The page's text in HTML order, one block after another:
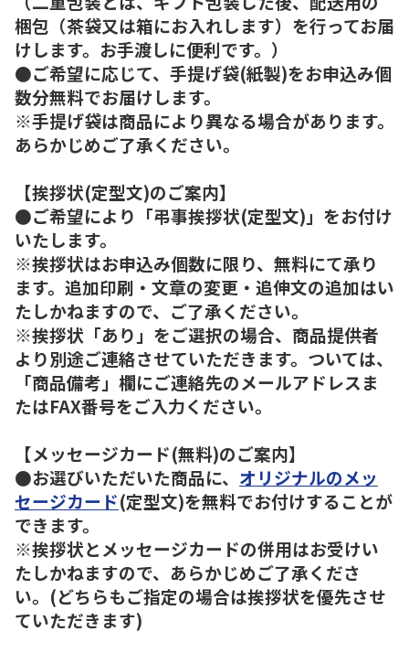
梱包（茶袋又は箱にお入れします）を行ってお届
けします。お手渡しに便利です。）
●ご希望に応じて、手提げ袋(紙製)をお申込み個
数分無料でお届けします。
※手提げ袋は商品により異なる場合があります。
あらかじめご了承ください。
【挨拶状(定型文)のご案内】
●ご希望により「弔事挨拶状(定型文)」をお付け
いたします。
※挨拶状はお申込み個数に限り、無料にて承り
ます。追加印刷・文章の変更・追伸文の追加はい
たしかねますので、ご了承ください。
※挨拶状「あり」をご選択の場合、商品提供者
より別途ご連絡させていただきます。ついては、
「商品備考」欄にご連絡先のメールアドレスま
たはFAX番号をご入力ください。
【メッセージカード(無料)のご案内】
●お選びいただいた商品に、 オリジナルのメッ
セージカード(定型文)を無料でお付けすることが
できます。
※挨拶状とメッセージカードの併用はお受けい
たしかねますので、あらかじめご了承くださ
い。(どちらもご指定の場合は挨拶状を優先させ
ていただきます)